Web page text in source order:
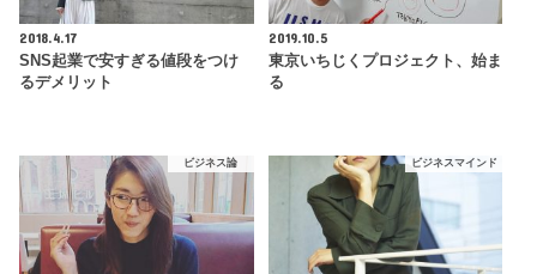
2018.4.17
SNS起業で安すぎる値段をつけ
るデメリット
2019.10.5
東京いちじくプロジェクト、始ま
る
ビジネス論 ビジネスマインド